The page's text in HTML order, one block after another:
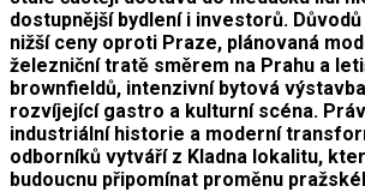
dostupnější bydlení i investorů.
nižší ceny oproti Praze, plánovaná
železniční tratě směrem na Prahu a
brownfieldů, intenzivní bytová
rozvíjející gastro a kulturní scéna.
industriální historie a moderní
odborníků vytváří z Kladna lokalitu,
budoucnu připomínat proměnu